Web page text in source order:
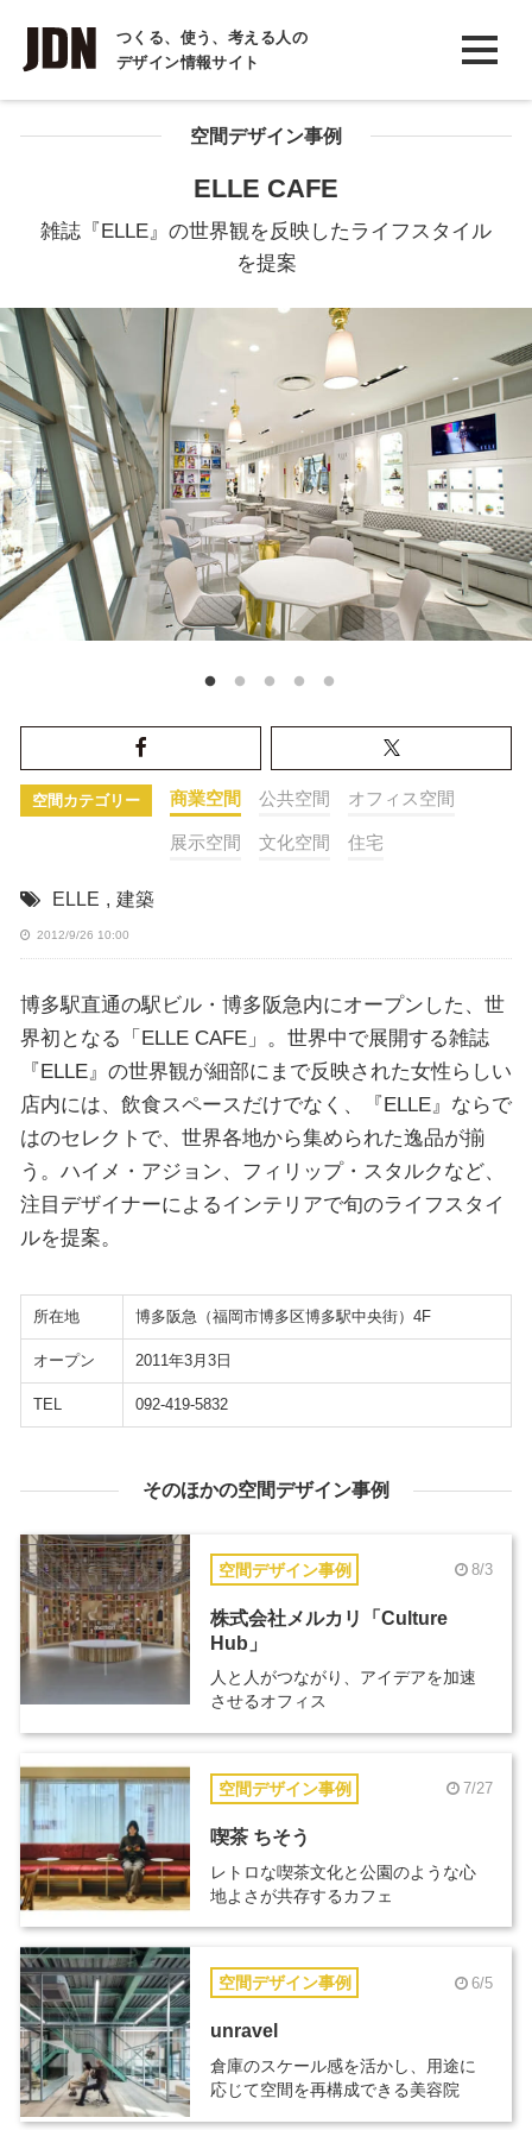
つくる、使う、考える人の
デザイン情報サイト
INTERVIEW
インタビュー
REPORT
COLUMN
空間デザイン事例
ELLE CAFE
雑誌『ELLE』の世界観を反映したライフスタイル
を提案
空間カテゴリー 商業空間 公共空間 オフィス空間
展示空間 文化空間 住宅
ELLE , 建築
2012/9/26 10:00
博多駅直通の駅ビル・博多阪急内にオープンした、世
界初となる「ELLE CAFE」。世界中で展開する雑誌
『ELLE』の世界観が細部にまで反映された女性らしい
店内には、飲食スペースだけでなく、『ELLE』ならで
はのセレクトで、世界各地から集められた逸品が揃
う。ハイメ・アジョン、フィリップ・スタルクなど、
注目デザイナーによるインテリアで旬のライフスタイ
ルを提案。
所在地 博多阪急（福岡市博多区博多駅中央街）4F
オープン 2011年3月3日
TEL 092-419-5832
そのほかの空間デザイン事例
空間デザイン事例 8/3
株式会社メルカリ「Culture
Hub」
人と人がつながり、アイデアを加速
させるオフィス
空間デザイン事例 7/27
喫茶 ちそう
レトロな喫茶文化と公園のような心
地よさが共存するカフェ
空間デザイン事例 6/5
unravel
倉庫のスケール感を活かし、用途に
応じて空間を再構成できる美容院